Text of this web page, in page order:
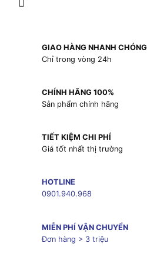
GIAO HÀNG NHANH CHÓNG
Chỉ trong vòng 24h
CHÍNH HÃNG 100%
Sản phẩm chính hãng
TIẾT KIỆM CHI PHÍ
Giá tốt nhất thị trường
HOTLINE
0901.940.968
MIỄN PHÍ VẬN CHUYỂN
Đơn hàng > 3 triệu